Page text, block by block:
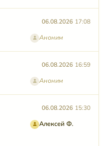
06.08.2026 17:08
Аноним
06.08.2026 16:59
Аноним
06.08.2026 15:30
Алексей Ф.